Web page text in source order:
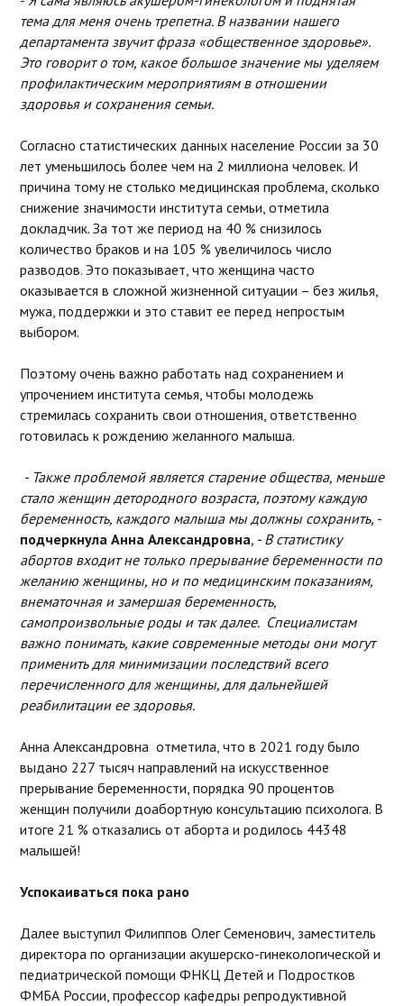
тема для меня очень трепетна. В названии нашего
департамента звучит фраза «общественное здоровье».
Это говорит о том, какое большое значение мы уделяем
профилактическим мероприятиям в отношении
здоровья и сохранения семьи.
Согласно статистических данных население России за 30
лет уменьшилось более чем на 2 миллиона человек. И
причина тому не столько медицинская проблема, сколько
снижение значимости института семьи, отметила
докладчик. За тот же период на 40 % снизилось
количество браков и на 105 % увеличилось число
разводов. Это показывает, что женщина часто
оказывается в сложной жизненной ситуации – без жилья,
мужа, поддержки и это ставит ее перед непростым
выбором.
Поэтому очень важно работать над сохранением и
упрочением института семья, чтобы молодежь
стремилась сохранить свои отношения, ответственно
готовилась к рождению желанного малыша.
- Также проблемой является старение общества, меньше
стало женщин детородного возраста, поэтому каждую
беременность, каждого малыша мы должны сохранить, -
подчеркнула Анна Александровна, - В статистику
абортов входит не только прерывание беременности по
желанию женщины, но и по медицинским показаниям,
внематочная и замершая беременность,
самопроизвольные роды и так далее. Специалистам
важно понимать, какие современные методы они могут
применить для минимизации последствий всего
перечисленного для женщины, для дальнейшей
реабилитации ее здоровья.
Анна Александровна отметила, что в 2021 году было
выдано 227 тысяч направлений на искусственное
прерывание беременности, порядка 90 процентов
женщин получили доабортную консультацию психолога. В
итоге 21 % отказались от аборта и родилось 44348
малышей!
Успокаиваться пока рано
Далее выступил Филиппов Олег Семенович, заместитель
директора по организации акушерско-гинекологической и
педиатрической помощи ФНКЦ Детей и Подростков
ФМБА России, профессор кафедры репродуктивной